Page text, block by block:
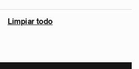
Limpiar todo